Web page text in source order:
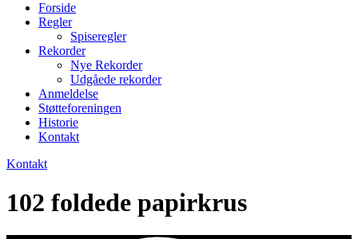
Forside
Regler
Spiseregler
Rekorder
Nye Rekorder
Udgåede rekorder
Anmeldelse
Støtteforeningen
Historie
Kontakt
Kontakt
102 foldede papirkrus